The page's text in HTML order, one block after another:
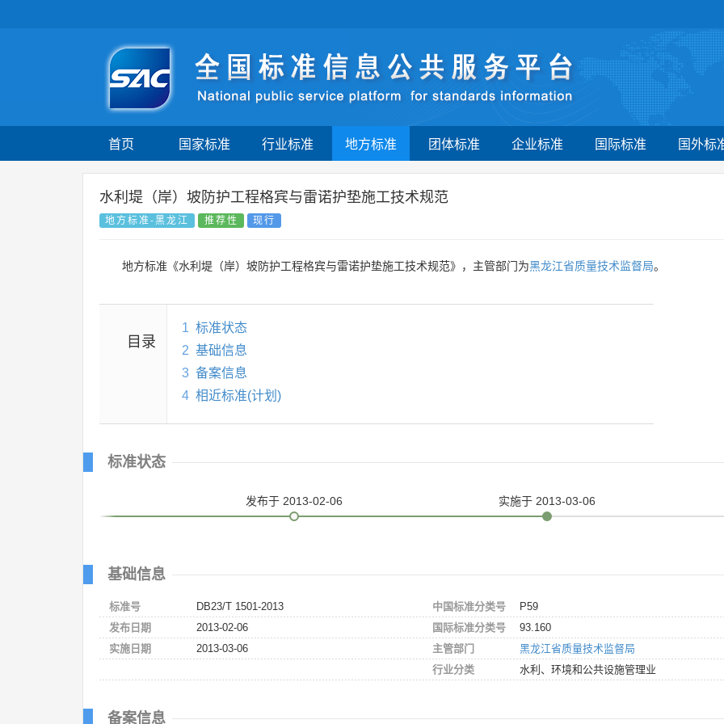
首页 国家标准 行业标准 地方标准 团体标准 企业标准 国际标准 国外标
水利堤（岸）坡防护工程格宾与雷诺护垫施工技术规范
地方标准-黑龙江 推荐性 现行
地方标准《水利堤（岸）坡防护工程格宾与雷诺护垫施工技术规范》，主管部门为黑龙江省质量技术监督局。
目录
1 标准状态
2 基础信息
3 备案信息
4 相近标准(计划)
标准状态
发布于 2013-02-06 实施于 2013-03-06
基础信息
标准号
DB23/T 1501-2013
发布日期
2013-02-06
实施日期
2013-03-06
中国标准分类号
P59
国际标准分类号
93.160
主管部门
黑龙江省质量技术监督局
行业分类
水利、环境和公共设施管理业
备案信息